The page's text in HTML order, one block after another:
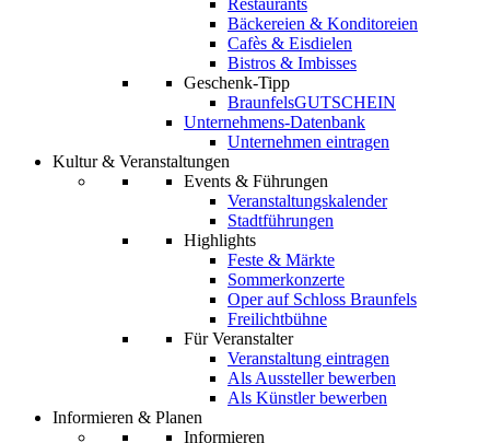
Restaurants
Bäckereien & Konditoreien
Cafès & Eisdielen
Bistros & Imbisses
Geschenk-Tipp
BraunfelsGUTSCHEIN
Unternehmens-Datenbank
Unternehmen eintragen
Kultur & Veranstaltungen
Events & Führungen
Veranstaltungskalender
Stadtführungen
Highlights
Feste & Märkte
Sommerkonzerte
Oper auf Schloss Braunfels
Freilichtbühne
Für Veranstalter
Veranstaltung eintragen
Als Aussteller bewerben
Als Künstler bewerben
Informieren & Planen
Informieren